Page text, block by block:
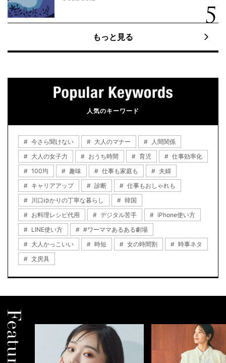
もっと見る
人気のキーワード
今さら聞けない 大人のマナー
人間関係
大人の女子力
おうち時間 育児
仕事効率化
100均
趣味 仕事も家庭も
夫婦
キャリアアップ
診断
仕事もおしゃれも
川口ゆかりの丁寧な暮らし
韓国
お料理レシピ代用
デジタル苦手
iPhone使い方
LINE使い方
#ワーママあるある劇場
大人かっこいい
時短 女の時間割
時事ネタ
文房具